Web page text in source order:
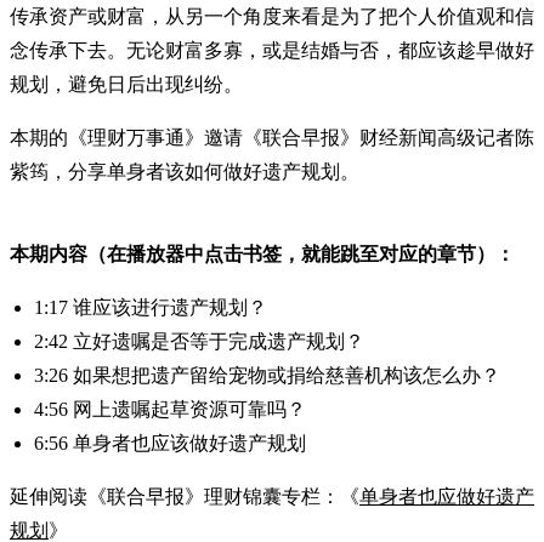
传承资产或财富，从另一个角度来看是为了把个人价值观和信
念传承下去。无论财富多寡，或是结婚与否，都应该趁早做好
规划，避免日后出现纠纷。
本期的《理财万事通》邀请《联合早报》财经新闻高级记者陈
紫筠，分享单身者该如何做好遗产规划。
本期内容（在播放器中点击书签，就能跳至对应的章节）：
1:17 谁应该进行遗产规划？
2:42 立好遗嘱是否等于完成遗产规划？
3:26 如果想把遗产留给宠物或捐给慈善机构该怎么办？
4:56 网上遗嘱起草资源可靠吗？
6:56 单身者也应该做好遗产规划
延伸阅读《联合早报》理财锦囊专栏：《单身者也应做好遗产
规划 》